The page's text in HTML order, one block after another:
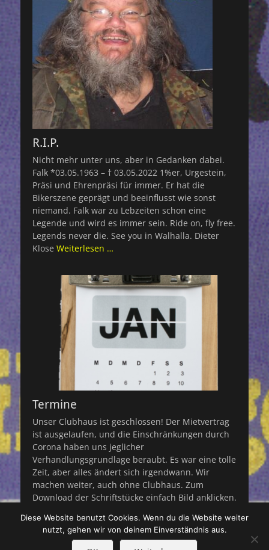
R.I.P.
Nicht mehr unter uns, aber in Gedanken dabei.
Falk *03.05.1963 – † 03.05.2022 1%er, Urgestein,
Präsi und Ehrenpräsi für immer. Er hat die
Bikerszene geprägt und beeinflusst wie sonst
niemand. Falk war zu Lebzeiten schon eine
Legende und wird es immer sein. Ride on, fly free.
Legends never die. See you in Walhalla. Dieter
Klose Weiterlesen …
Termine
Unser Clubhaus ist geschlossen! Der Mietvertrag
ist ausgelaufen, und die Einschränkungen durch
Corona haben uns jeglicher
Verhandlungsgrundlage beraubt. Es war eine tolle
Zeit, aber alles ändert sich irgendwann. Wir
machen weiter, auch ohne Clubhaus. Zum
Download der Schriftstücke einfach Bild anklicken.
runterladen. Die Dokumente öffnen Weiterlesen …
Diese Website benutzt Cookies. Wenn du die Website weiter
nutzt, gehen wir von deinem Einverständnis aus.